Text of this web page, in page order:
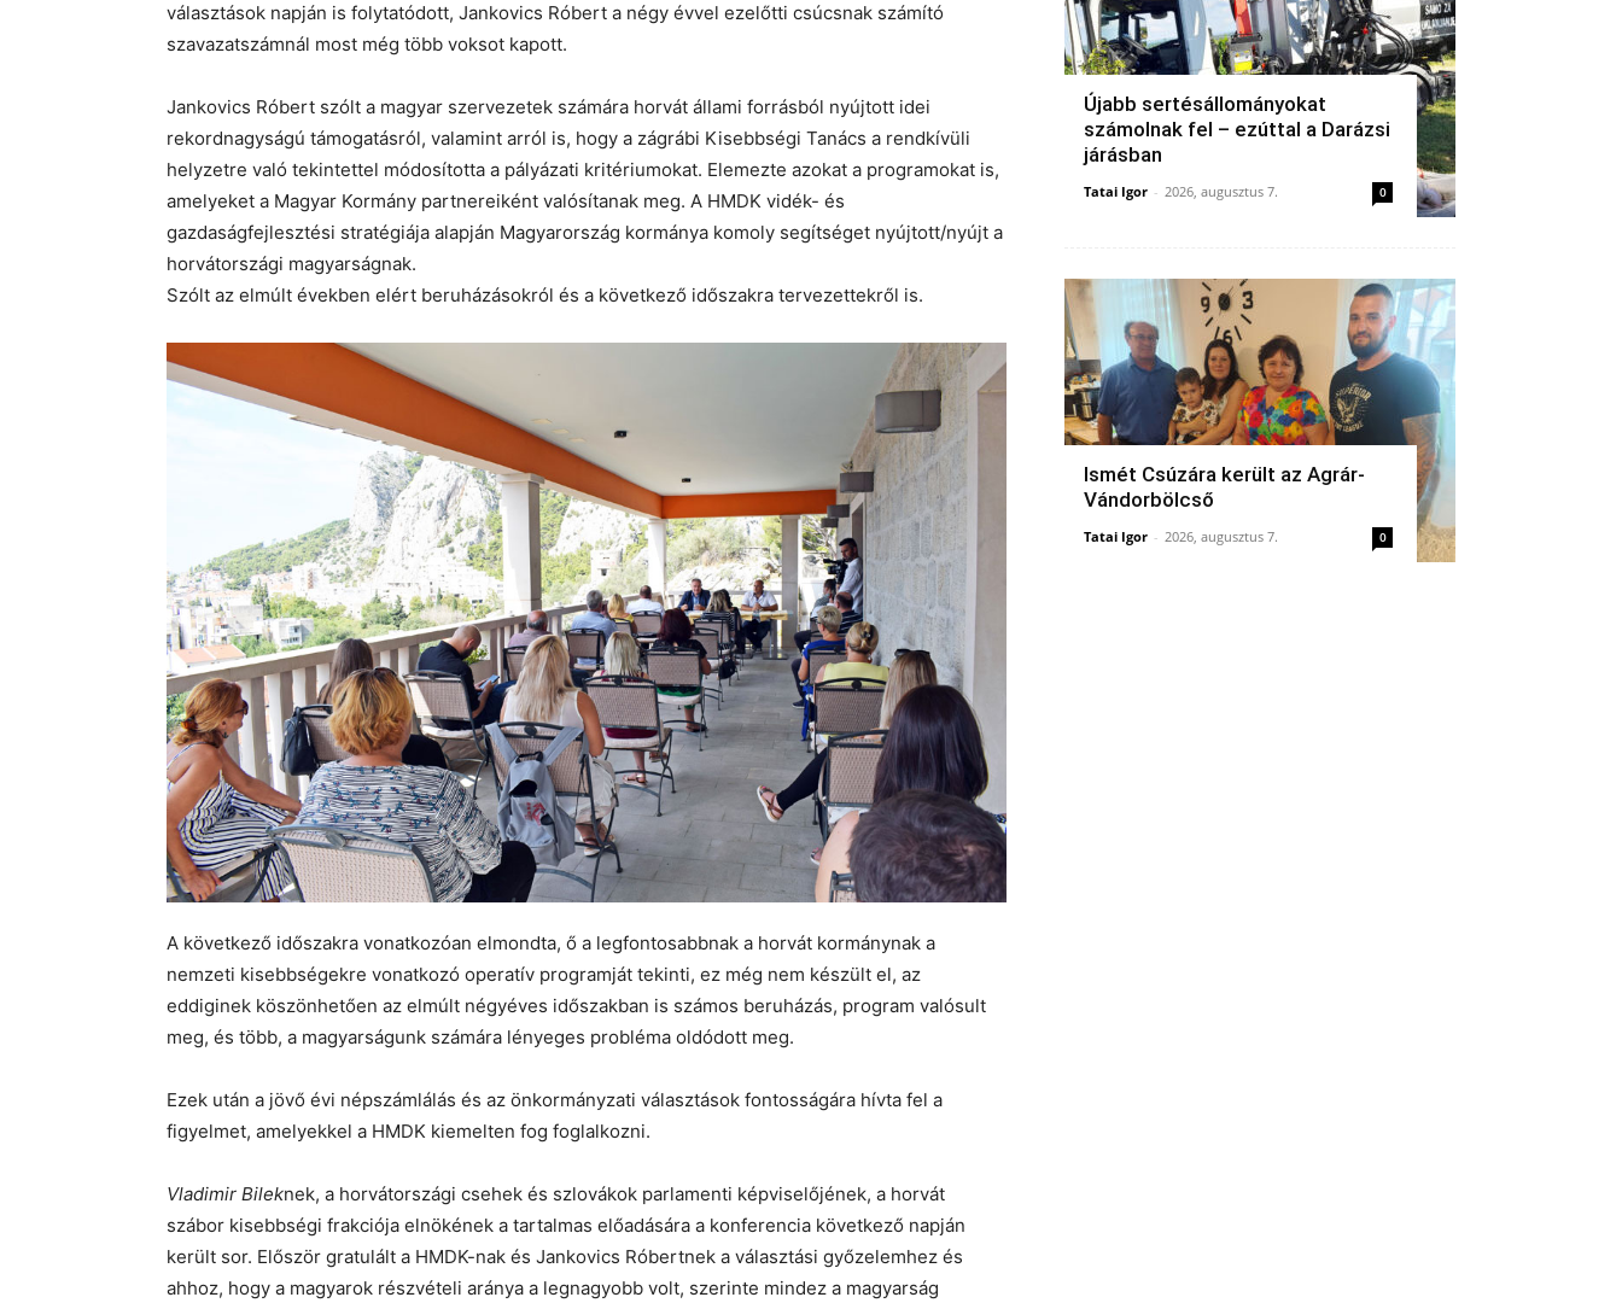
választások napján is folytatódott, Jankovics Róbert a négy évvel ezelőtti csúcsnak számító
szavazatszámnál most még több voksot kapott.
Jankovics Róbert szólt a magyar szervezetek számára horvát állami forrásból nyújtott idei
rekordnagyságú támogatásról, valamint arról is, hogy a zágrábi Kisebbségi Tanács a rendkívüli
helyzetre való tekintettel módosította a pályázati kritériumokat. Elemezte azokat a programokat is,
amelyeket a Magyar Kormány partnereiként valósítanak meg. A HMDK vidék- és
gazdaságfejlesztési stratégiája alapján Magyarország kormánya komoly segítséget nyújtott/nyújt a
horvátországi magyarságnak.
Szólt az elmúlt években elért beruházásokról és a következő időszakra tervezettekről is.
A következő időszakra vonatkozóan elmondta, ő a legfontosabbnak a horvát kormánynak a
nemzeti kisebbségekre vonatkozó operatív programját tekinti, ez még nem készült el, az
eddiginek köszönhetően az elmúlt négyéves időszakban is számos beruházás, program valósult
meg, és több, a magyarságunk számára lényeges probléma oldódott meg.
Ezek után a jövő évi népszámlálás és az önkormányzati választások fontosságára hívta fel a
figyelmet, amelyekkel a HMDK kiemelten fog foglalkozni.
Vladimir Bileknek, a horvátországi csehek és szlovákok parlamenti képviselőjének, a horvát
szábor kisebbségi frakciója elnökének a tartalmas előadására a konferencia következő napján
került sor. Először gratulált a HMDK-nak és Jankovics Róbertnek a választási győzelemhez és
ahhoz, hogy a magyarok részvételi aránya a legnagyobb volt, szerinte mindez a magyarság
Újabb sertésállományokat
számolnak fel – ezúttal a Darázsi
járásban
Tatai Igor - 2026, augusztus 7. 0
Ismét Csúzára került az Agrár-
Vándorbölcső
Tatai Igor - 2026, augusztus 7. 0